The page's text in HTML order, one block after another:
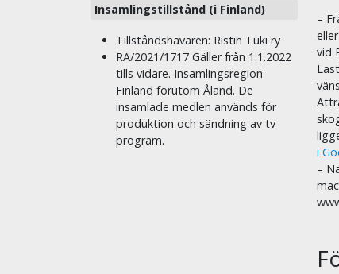
Insamlingstillstånd (i Finland)
Tillståndshavaren: Ristin Tuki ry
RA/2021/1717 Gäller från 1.1.2022
tills vidare. Insamlingsregion
Finland förutom Åland. De
insamlade medlen används för
produktion och sändning av tv-
program.
–
vid
i
–